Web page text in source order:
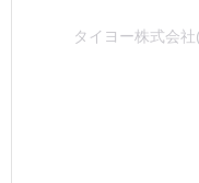
タイヨー株式会